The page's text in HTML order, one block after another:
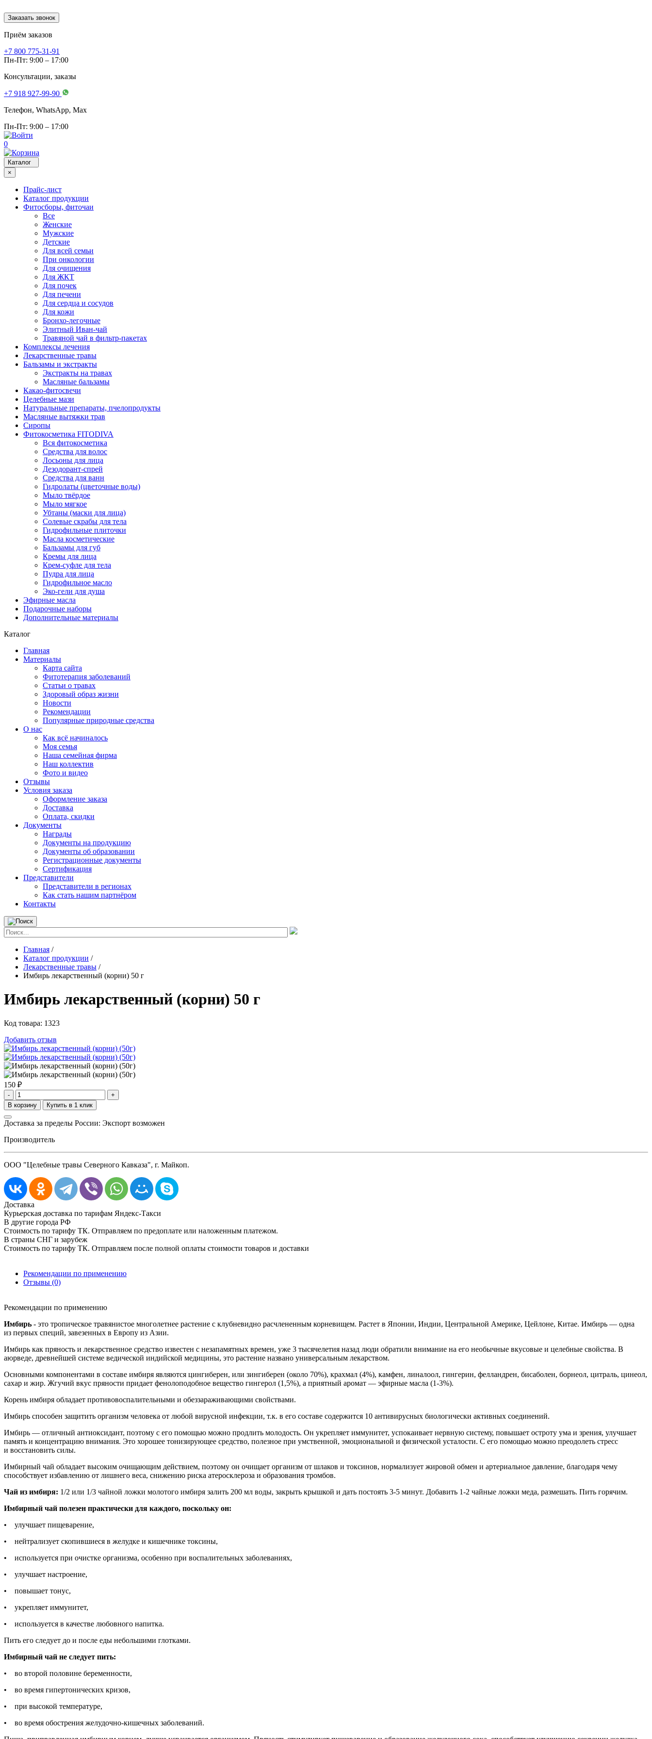
Заказать звонок
Приём заказов
+7 800 775-31-91
Пн-Пт: 9:00 – 17:00
Консультации, заказы
+7 918 927-99-90
Телефон, WhatsApp, Мах
Пн-Пт: 9:00 – 17:00
0
Каталог
×
Прайс-лист
Каталог продукции
Фитосборы, фиточаи
Все
Женские
Мужские
Детские
Для всей семьи
При онкологии
Для очищения
Для ЖКТ
Для почек
Для печени
Для сердца и сосудов
Для кожи
Бронхо-легочные
Элитный Иван-чай
Травяной чай в фильтр-пакетах
Комплексы лечения
Лекарственные травы
Бальзамы и экстракты
Экстракты на травах
Масляные бальзамы
Какао-фитосвечи
Целебные мази
Натуральные препараты, пчелопродукты
Масляные вытяжки трав
Сиропы
Фитокосметика FITODIVA
Вся фитокосметика
Средства для волос
Лосьоны для лица
Дезодорант-спрей
Средства для ванн
Гидролаты (цветочные воды)
Мыло твёрдое
Мыло мягкое
Убтаны (маски для лица)
Солевые скрабы для тела
Гидрофильные плиточки
Масла косметические
Бальзамы для губ
Кремы для лица
Крем-суфле для тела
Пудра для лица
Гидрофильное масло
Эко-гели для душа
Эфирные масла
Подарочные наборы
Дополнительные материалы
Каталог
Главная
Материалы
Карта сайта
Фитотерапия заболеваний
Статьи о травах
Здоровый образ жизни
Новости
Рекомендации
Популярные природные средства
О нас
Как всё начиналось
Моя семья
Наша семейная фирма
Наш коллектив
Фото и видео
Отзывы
Условия заказа
Оформление заказа
Доставка
Оплата, скидки
Документы
Награды
Документы на продукцию
Документы об образовании
Регистрационные документы
Сертификация
Представители
Представители в регионах
Как стать нашим партнёром
Контакты
Главная /
Каталог продукции /
Лекарственные травы /
Имбирь лекарственный (корни) 50 г
Имбирь лекарственный (корни) 50 г
Код товара: 1323
Добавить отзыв
150 ₽
- +
Доставка за пределы России: Экспорт возможен
Производитель
ООО "Целебные травы Северного Кавказа", г. Майкоп.
Доставка
Курьерская доставка по тарифам Яндекс-Такси
В другие города РФ
Стоимость по тарифу ТК. Отправляем по предоплате или наложенным платежом.
В страны СНГ и зарубеж
Стоимость по тарифу ТК. Отправляем после полной оплаты стоимости товаров и доставки
Рекомендации по применению
Отзывы (0)
Рекомендации по применению
Имбирь - это тропическое травянистое многолетнее растение с клубневидно расчлененным корневищем. Растет в Японии, Индии, Центральной Америке, Цейлоне, Китае. Имбирь — одна
из первых специй, завезенных в Европу из Азии.
Имбирь как пряность и лекарственное средство известен с незапамятных времен, уже 3 тысячелетия назад люди обратили внимание на его необычные вкусовые и целебные свойства. В
аюрведе, древнейшей системе ведической индийской медицины, это растение названо универсальным лекарством.
Основными компонентами в составе имбиря являются цингиберен, или зингиберен (около 70%), крахмал (4%), камфен, линалоол, гингерин, фелландрен, бисаболен, борнеол, цитраль, цинеол,
сахар и жир. Жгучий вкус пряности придает фенолоподобное вещество гингерол (1,5%), а приятный аромат — эфирные масла (1-3%).
Корень имбиря обладает противовоспалительными и обеззараживающими свойствами.
Имбирь способен защитить организм человека от любой вирусной инфекции, т.к. в его составе содержится 10 антивирусных биологически активных соединений.
Имбирь — отличный антиоксидант, поэтому с его помощью можно продлить молодость. Он укрепляет иммунитет, успокаивает нервную систему, повышает остроту ума и зрения, улучшает
память и концентрацию внимания. Это хорошее тонизирующее средство, полезное при умственной, эмоциональной и физической усталости. С его помощью можно преодолеть стресс
и восстановить силы.
Имбирный чай обладает высоким очищающим действием, поэтому он очищает организм от шлаков и токсинов, нормализует жировой обмен и артериальное давление, благодаря чему
способствует избавлению от лишнего веса, снижению риска атеросклероза и образования тромбов.
Чай из имбиря: 1/2 или 1/3 чайной ложки молотого имбиря залить 200 мл воды, закрыть крышкой и дать постоять 3-5 минут. Добавить 1-2 чайные ложки меда, размешать. Пить горячим.
Имбирный чай полезен практически для каждого, поскольку он:
• улучшает пищеварение,
• нейтрализует скопившиеся в желудке и кишечнике токсины,
• используется при очистке организма, особенно при воспалительных заболеваниях,
• улучшает настроение,
• повышает тонус,
• укрепляет иммунитет,
• используется в качестве любовного напитка.
Пить его следует до и после еды небольшими глотками.
Имбирный чай не следует пить:
• во второй половине беременности,
• во время гипертонических кризов,
• при высокой температуре,
• во время обострения желудочно-кишечных заболеваний.